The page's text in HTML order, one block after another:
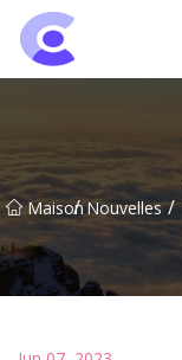
Maison
/ Nouvelles /